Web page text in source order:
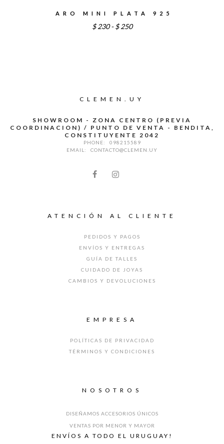
ARO MINI PLATA 925
$ 230 - $ 250Rango
$250
CLEMEN.UY
SHOWROOM - ZONA CENTRO (PREVIA
COORDINACION) / PUNTO DE VENTA - BENDITA,
CONSTITUYENTE 2042
PHONE:
098215589
EMAIL:
CONTACTO@CLEMEN.UY
ATENCIÓN AL CLIENTE
PEDIDOS Y PAGOS
ENVÍOS Y ENTREGAS
GUÍA DE TALLES
CUIDADO DE JOYAS
CAMBIOS Y DEVOLUCIONES
EMPRESA
POLÍTICAS DE PRIVACIDAD
TÉRMINOS Y CONDICIONES
NOSOTROS
DISEÑAMOS ACCESORIOS ÚNICOS
VENTAS POR MENOR Y MAYOR
ENVÍOS A TODO EL URUGUAY!